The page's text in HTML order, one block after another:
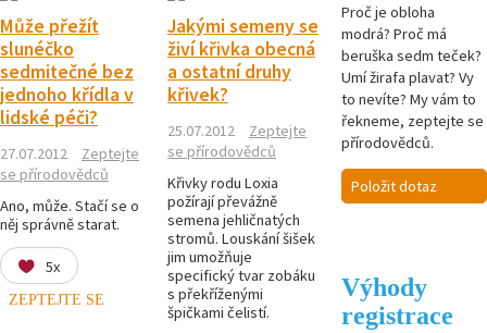
Může přežít
slunéčko
sedmitečné bez
jednoho křídla v
lidské péči?
27.07.2012
Zeptejte
se přírodovědců
Ano, může. Stačí se o
něj správně starat.
5x
ZEPTEJTE SE
Jakými semeny se
živí křivka obecná
a ostatní druhy
křivek?
25.07.2012
Zeptejte
se přírodovědců
Křivky rodu Loxia
požírají převážně
semena jehličnatých
stromů. Louskání šišek
jim umožňuje
specifický tvar zobáku
s překříženými
špičkami čelistí.
Proč je obloha
modrá? Proč má
beruška sedm teček?
Umí žirafa plavat? Vy
to nevíte? My vám to
řekneme, zeptejte se
přírodovědců.
Položit dotaz
Výhody
registrace